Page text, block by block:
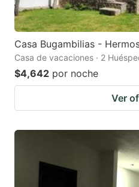
Casa Bugambilias -
Casa de vacaciones · 2
$4,642 por noche
Ver